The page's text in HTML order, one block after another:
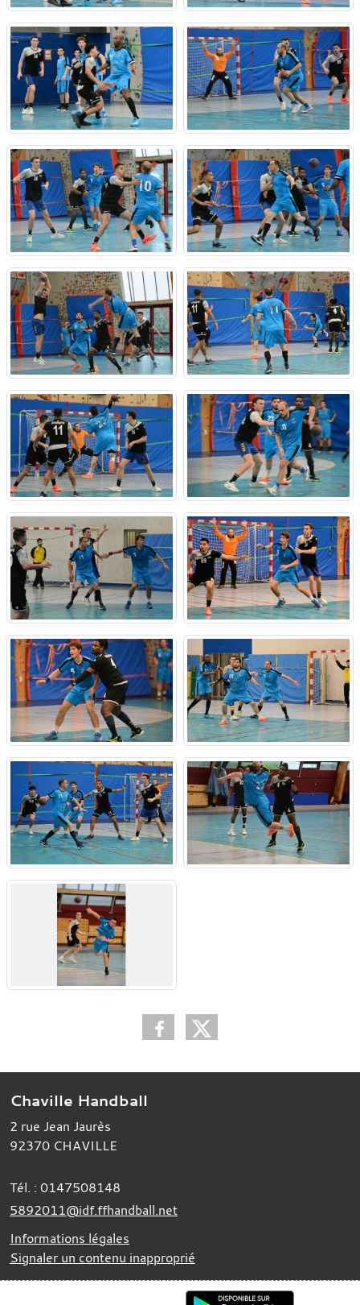
Chaville Handball
2 rue Jean Jaurès
92370 CHAVILLE
Tél. : 0147508148
5892011@idf.ffhandball.net
Informations légales
Signaler un contenu inapproprié